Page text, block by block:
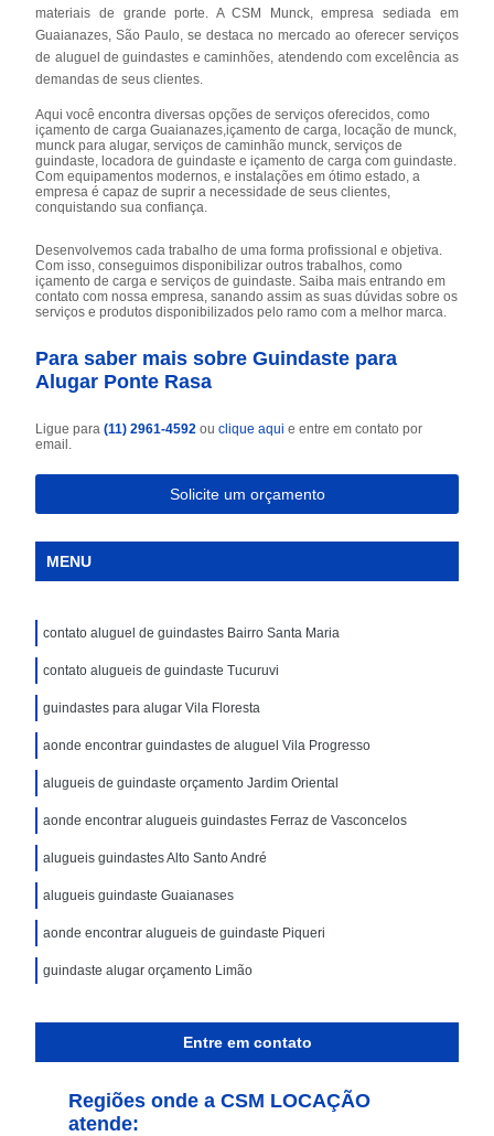
materiais de grande porte. A CSM Munck, empresa sediada em
Guaianazes, São Paulo, se destaca no mercado ao oferecer serviços
de aluguel de guindastes e caminhões, atendendo com excelência as
demandas de seus clientes.
Aqui você encontra diversas opções de serviços oferecidos, como
içamento de carga Guaianazes,içamento de carga, locação de munck,
munck para alugar, serviços de caminhão munck, serviços de
guindaste, locadora de guindaste e içamento de carga com guindaste.
Com equipamentos modernos, e instalações em ótimo estado, a
empresa é capaz de suprir a necessidade de seus clientes,
conquistando sua confiança.
Desenvolvemos cada trabalho de uma forma profissional e objetiva.
Com isso, conseguimos disponibilizar outros trabalhos, como
içamento de carga e serviços de guindaste. Saiba mais entrando em
contato com nossa empresa, sanando assim as suas dúvidas sobre os
serviços e produtos disponibilizados pelo ramo com a melhor marca.
Para saber mais sobre Guindaste para
Alugar Ponte Rasa
Ligue para(11) 2961-4592ouclique aqui e entre em contato por
email.
Solicite um orçamento
MENU
contato aluguel de guindastes Bairro Santa Maria
contato alugueis de guindaste Tucuruvi
guindastes para alugar Vila Floresta
aonde encontrar guindastes de aluguel Vila Progresso
alugueis de guindaste orçamento Jardim Oriental
aonde encontrar alugueis guindastes Ferraz de Vasconcelos
alugueis guindastes Alto Santo André
alugueis guindaste Guaianases
aonde encontrar alugueis de guindaste Piqueri
guindaste alugar orçamento Limão
Entre em contato
Regiões onde a CSM LOCAÇÃO
atende: